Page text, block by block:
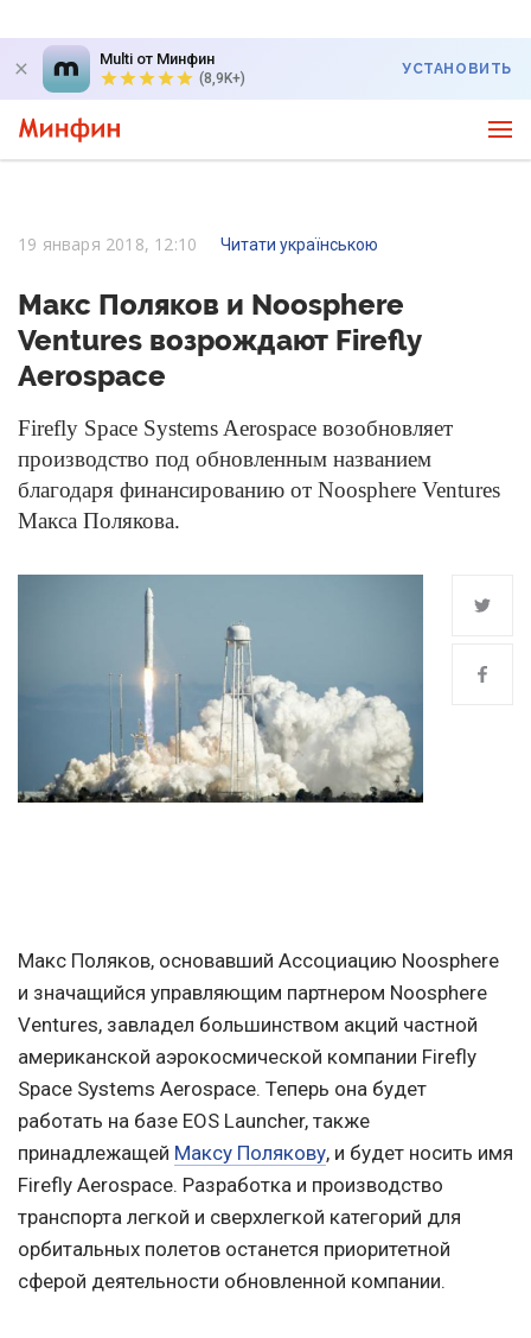
Multi от Минфин
(8,9K+)
УСТАНОВИТЬ
19 января 2018, 12:10 Читати українською
Макс Поляков и Noosphere
Ventures возрождают Firefly
Aerospace
Firefly Space Systems Aerospace возобновляет
производство под обновленным названием
благодаря финансированию от Noosphere Ventures
Макса Полякова.
Макс Поляков, основавший Ассоциацию Noosphere
и значащийся управляющим партнером Noosphere
Ventures, завладел большинством акций частной
американской аэрокосмической компании Firefly
Space Systems Aerospace. Теперь она будет
работать на базе EOS Launcher, также
принадлежащей Максу Полякову, и будет носить имя
Firefly Aerospace. Разработка и производство
транспорта легкой и сверхлегкой категорий для
орбитальных полетов останется приоритетной
сферой деятельности обновленной компании.